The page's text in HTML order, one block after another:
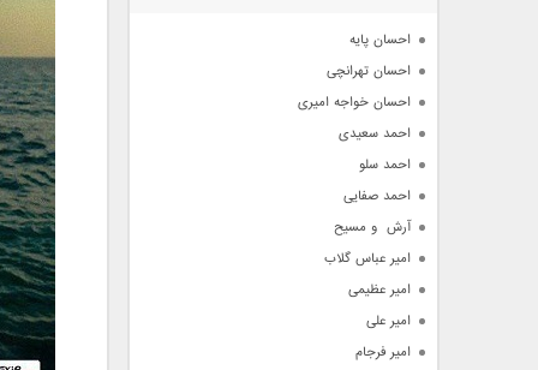
احسان پایه
احسان تهرانچی
احسان خواجه امیری
احمد سعیدی
احمد سلو
احمد صفایی
آرش  و مسیح
امیر عباس گلاب
امیر عظیمی
امیر علی
امیر فرجام